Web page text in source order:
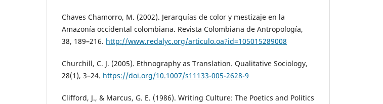
Chaves Chamorro, M. (2002). Jerarquías de color y mestizaje en la
Amazonía occidental colombiana. Revista Colombiana de Antropología,
38, 189–216. http://www.redalyc.org/articulo.oa?id=105015289008
Churchill, C. J. (2005). Ethnography as Translation. Qualitative Sociology,
28(1), 3–24. https://doi.org/10.1007/s11133-005-2628-9
Clifford, J., & Marcus, G. E. (1986). Writing Culture: The Poetics and Politics